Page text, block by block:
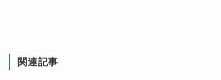
関連記事